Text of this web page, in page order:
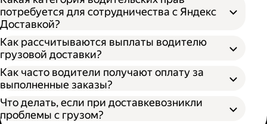
S — от 170 × 100 × 90 см
M — от 260 × 130 × 150 см
L — от 380 × 180 × 180 см
XL — от 400 × 190 × 200 см
потребуется для сотрудничества с Яндекс
Доставкой?
Как рассчитываются выплаты водителю
грузовой доставки?
Как часто водители получают оплату за
выполненные заказы?
Что делать, если при доставкевозникли
проблемы с грузом?